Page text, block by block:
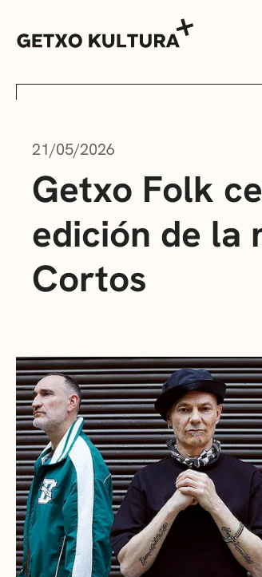
AGENDA
CONTACTO
ENTRADAS
21/05/2026
Getxo Folk
edición de la
Cortos